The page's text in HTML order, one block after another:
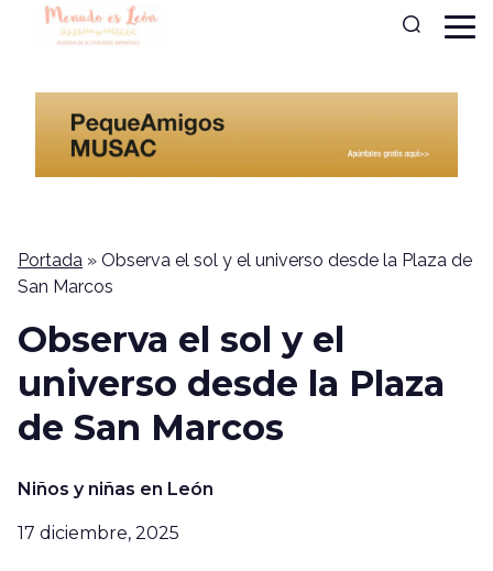
Portada » Observa el sol y el universo desde la Plaza de
San Marcos
Observa el sol y el
universo desde la Plaza
de San Marcos
Niños y niñas en León
17 diciembre, 2025